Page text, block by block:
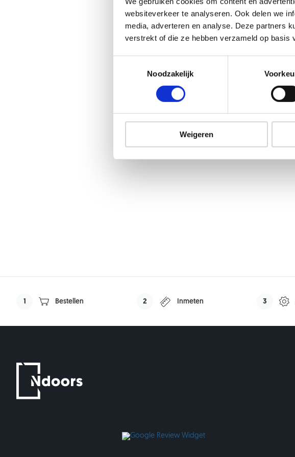
websiteverkeer te analyseren. Ook delen we
media, adverteren en analyse. Deze partners
verstrekt of die ze hebben verzameld op basis
Noodzakelijk
Weigeren
1 Bestellen 2 Inmeten 3